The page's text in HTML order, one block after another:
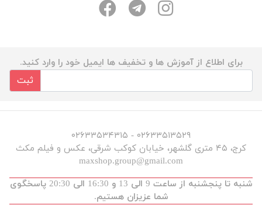
برای اطلاع از آموزش ها و تخفیف ها ایمیل خود را وارد کنید.
ثبت
۰۲۶۳۳۵۱۳۵۲۹ - ۰۲۶۳۳۵۳۴۳۱۵
کرج، ۴۵ متری گلشهر، خیابان کوکب شرقی، عکس و فیلم مکث
maxshop.group@gmail.com
شنبه تا پنجشنبه از ساعت 9 الی 13 و 16:30 الی 20:30 پاسخگوی
شما عزیزان هستیم.